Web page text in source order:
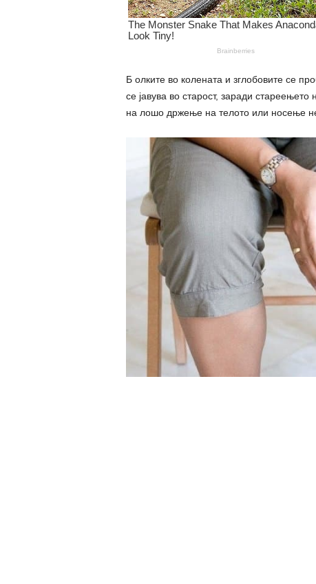
Б олките во колената и зглобовите се
се јавува во старост, заради
на лошо држење на телото или носење